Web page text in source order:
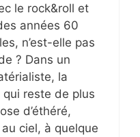
le rock&roll et
années 60
n’est-elle pas
? Dans un
la
reste de plus
d’éthéré,
ciel, à quelque